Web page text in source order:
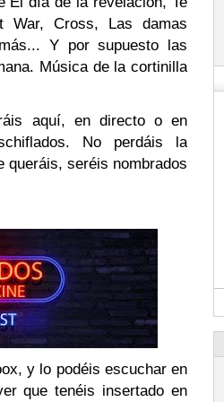
War, Cross, Las damas
Y por supuesto las
Música de la cortinilla
aquí, en directo o en
No perdáis la
queráis, seréis nombrados
y lo podéis escuchar en
que tenéis insertado en